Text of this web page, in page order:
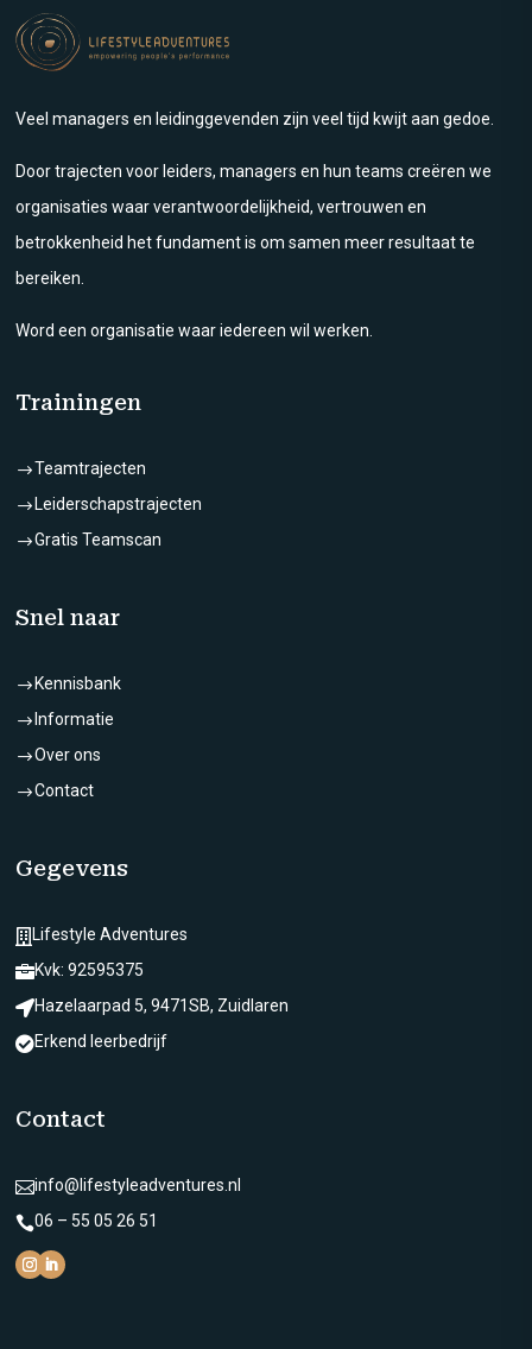
Veel managers en leidinggevenden zijn veel tijd kwijt aan gedoe.
Door trajecten voor leiders, managers en hun teams creëren we
organisaties waar verantwoordelijkheid, vertrouwen en
betrokkenheid het fundament is om samen meer resultaat te
bereiken.
Word een organisatie waar iedereen wil werken.
Trainingen
$Teamtrajecten
$Leiderschapstrajecten
$Gratis Teamscan
Snel naar
$Kennisbank
$Informatie
$Over ons
$Contact
Gegevens
Lifestyle Adventures
Kvk: 92595375
Hazelaarpad 5, 9471SB, Zuidlaren
Erkend leerbedrijf
Contact
info@lifestyleadventures.nl
06 – 55 05 26 51